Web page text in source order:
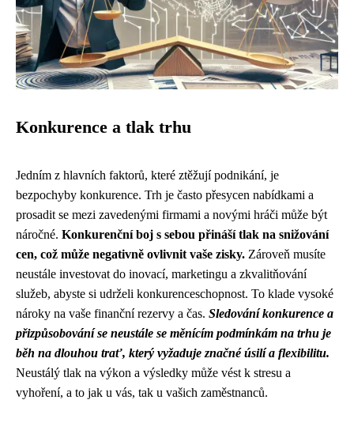
Konkurence a tlak trhu
Jedním z hlavních faktorů, které ztěžují podnikání, je
bezpochyby konkurence. Trh je často přesycen nabídkami a
prosadit se mezi zavedenými firmami a novými hráči může být
náročné. Konkurenční boj s sebou přináší tlak na snižování
cen, což může negativně ovlivnit vaše zisky. Zároveň musíte
neustále investovat do inovací, marketingu a zkvalitňování
služeb, abyste si udrželi konkurenceschopnost. To klade vysoké
nároky na vaše finanční rezervy a čas. Sledování konkurence a
přizpůsobování se neustále se měnícím podmínkám na trhu je
běh na dlouhou trať, který vyžaduje značné úsilí a flexibilitu.
Neustálý tlak na výkon a výsledky může vést k stresu a
vyhoření, a to jak u vás, tak u vašich zaměstnanců.